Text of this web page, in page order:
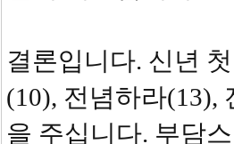
결론입니다. 신년
(10), 전념하라(13),
을 주십니다. 부담